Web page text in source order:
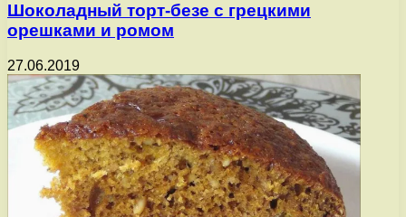
Шоколадный торт-безе с грецкими
орешками и ромом
27.06.2019